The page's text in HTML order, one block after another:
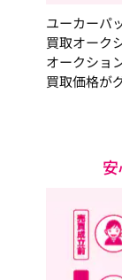
ユーカーパ
買取オーク
オークショ
買取価格が